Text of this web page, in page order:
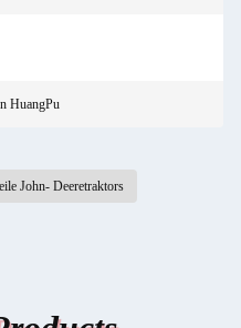
HuangPu
John- Deeretraktors